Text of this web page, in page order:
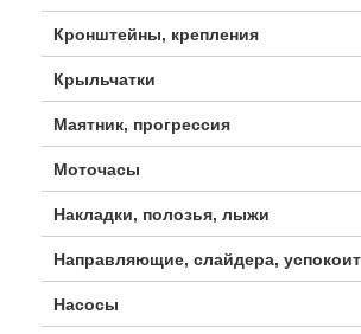
Кронштейны, крепления
Крыльчатки
Маятник, прогрессия
Моточасы
Накладки, полозья, лыжи
Направляющие, слайдера,
Насосы